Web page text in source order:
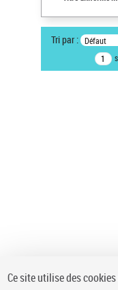
AFFINER
Type de notice
Tri par : Défaut
Ce site utilise des